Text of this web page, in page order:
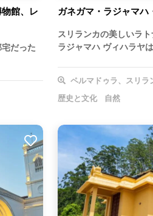
館、レ
だった
ガネガマ・ラジャマハ
スリランカの美しいラ
ラジャマハ ヴィハラヤ
ペルマドゥラ、スリラ
歴史と文化
自然